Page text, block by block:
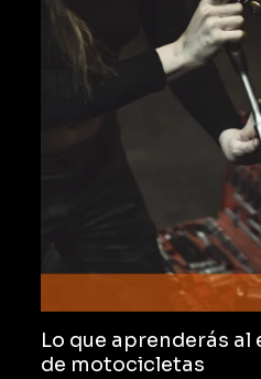
Lo que aprenderás
de motocicletas